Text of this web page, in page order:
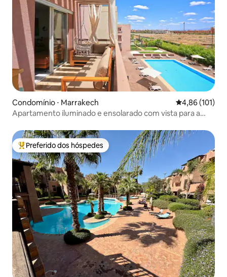
Condomínio ⋅ Marrakech 4,86 de uma
4,86 (101)
Apartamento iluminado e ensolarado com vista para a
Entre os melhores preferidos dos hóspedes
Preferido dos hóspedes